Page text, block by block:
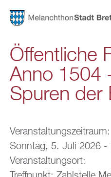
Öffentliche
Anno 1504
Spuren der
Veranstaltungszeitraum:
Sonntag, 5. Juli 2026 -
Veranstaltungsort: